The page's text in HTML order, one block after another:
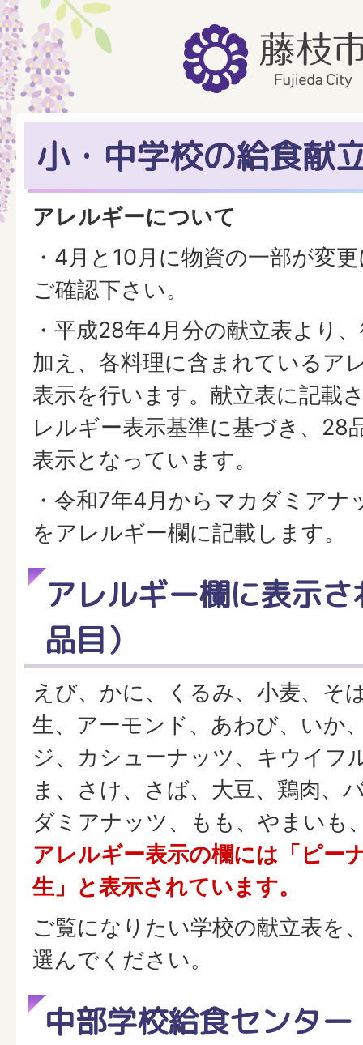
小・中学校の給食献
アレルギーについて
・4月と10月に物資の一部が変
ご確認下さい。
・平成28年4月分の献立表より
加え、各料理に含まれているア
表示を行います。献立表に記載
レルギー表示基準に基づき、28
表示となっています。
・令和7年4月からマカダミアナ
をアレルギー欄に記載します。
アレルギー欄に表示
品目）
えび、かに、くるみ、小麦、そ
生、アーモンド、あわび、いか
ジ、カシューナッツ、キウイフ
ま、さけ、さば、大豆、鶏肉、
ダミアナッツ、もも、やまいも
アレルギー表示の欄には「ピー
生」と表示されています。
ご覧になりたい学校の献立表を
選んでください。
中部学校給食センター